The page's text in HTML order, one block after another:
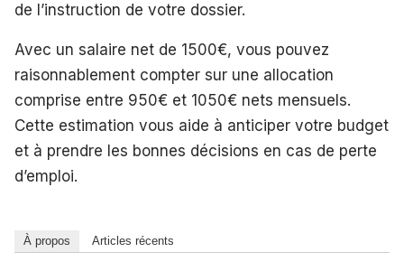
de l’instruction de votre dossier.
Avec un salaire net de 1500€, vous pouvez
raisonnablement compter sur une allocation
comprise entre 950€ et 1050€ nets mensuels.
Cette estimation vous aide à anticiper votre budget
et à prendre les bonnes décisions en cas de perte
d’emploi.
À propos Articles récents